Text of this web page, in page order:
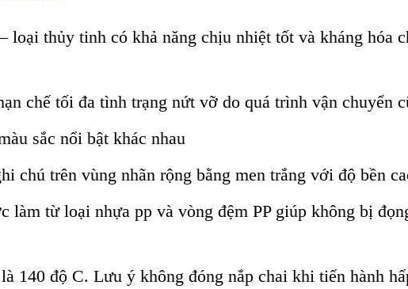
thủy tinh có khả năng chịu nhiệt tốt và kháng hóa
chế tối đa tình trạng nứt vỡ do quá trình vận chuyển
sắc nổi bật khác nhau
chú trên vùng nhãn rộng bằng men trắng với độ bền
làm từ loại nhựa pp và vòng đệm PP giúp không bị
140 độ C. Lưu ý không đóng nắp chai khi tiến hành